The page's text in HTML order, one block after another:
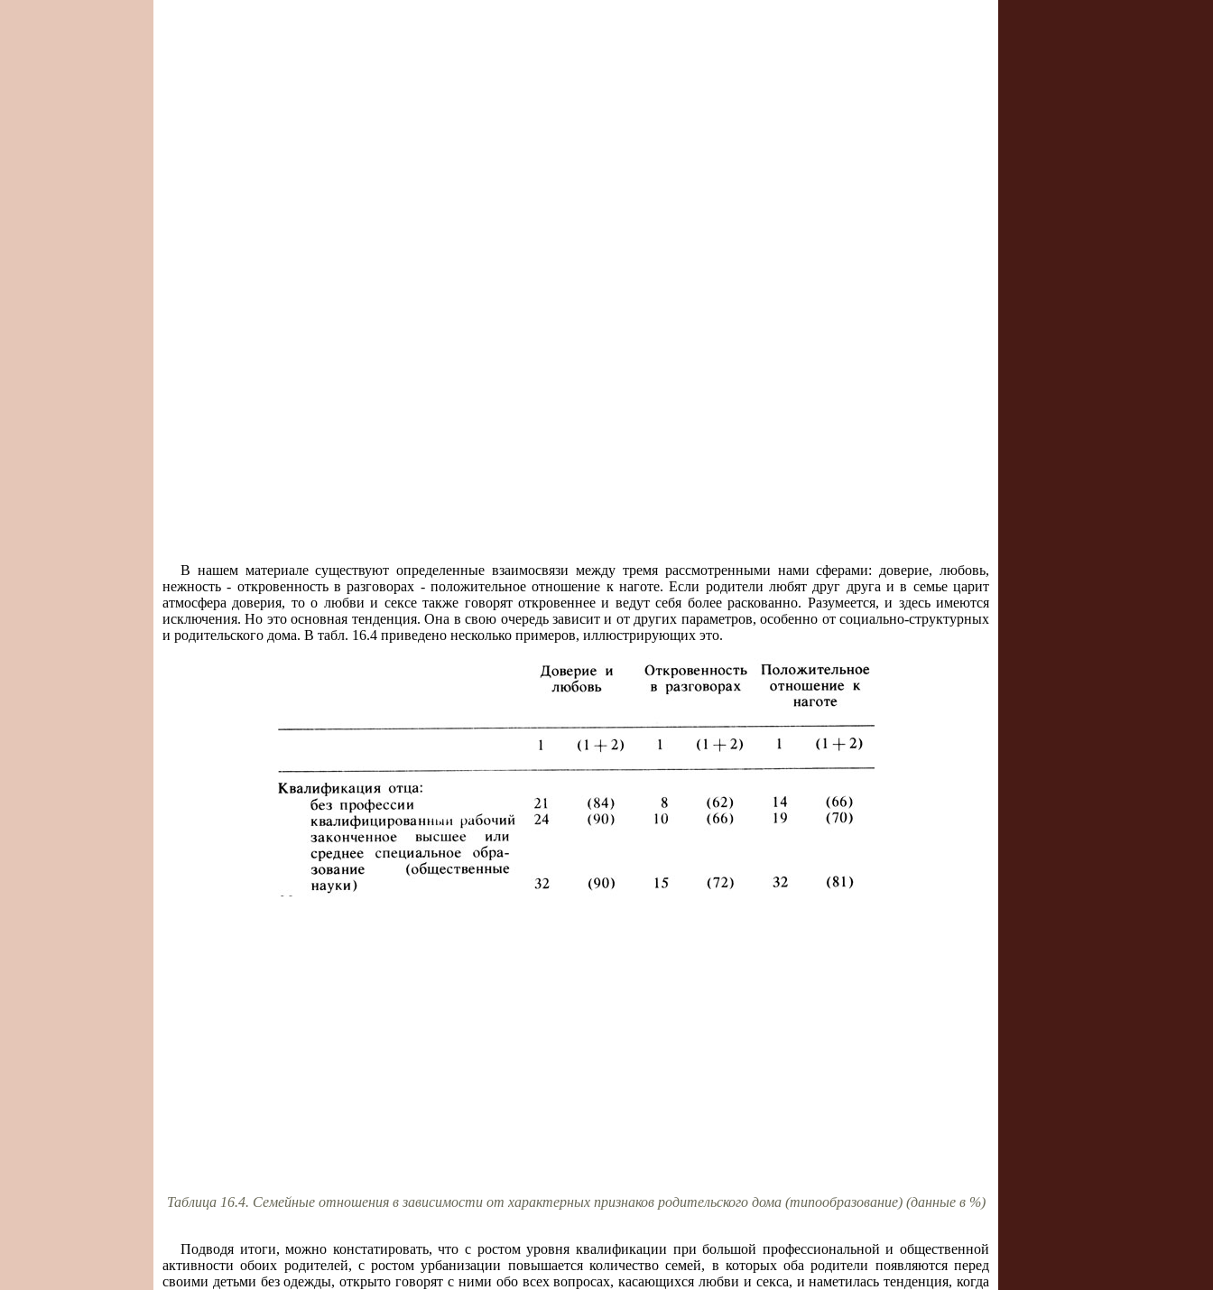
В нашем материале существуют определенные взаимосвязи между тремя рассмотренными нами сферами: доверие, любовь,
нежность - откровенность в разговорах - положительное отношение к наготе. Если родители любят друг друга и в семье царит
атмосфера доверия, то о любви и сексе также говорят откровеннее и ведут себя более раскованно. Разумеется, и здесь имеются
исключения. Но это основная тенденция. Она в свою очередь зависит и от других параметров, особенно от социально-структурных
и родительского дома. В табл. 16.4 приведено несколько примеров, иллюстрирующих это.
Таблица 16.4. Семейные отношения в зависимости от характерных признаков родительского дома (типообразование) (данные в %)
Подводя итоги, можно констатировать, что с ростом уровня квалификации при большой профессиональной и общественной
активности обоих родителей, с ростом урбанизации повышается количество семей, в которых оба родители появляются перед
своими детьми без одежды, открыто говорят с ними обо всех вопросах, касающихся любви и секса, и наметилась тенденция, когда